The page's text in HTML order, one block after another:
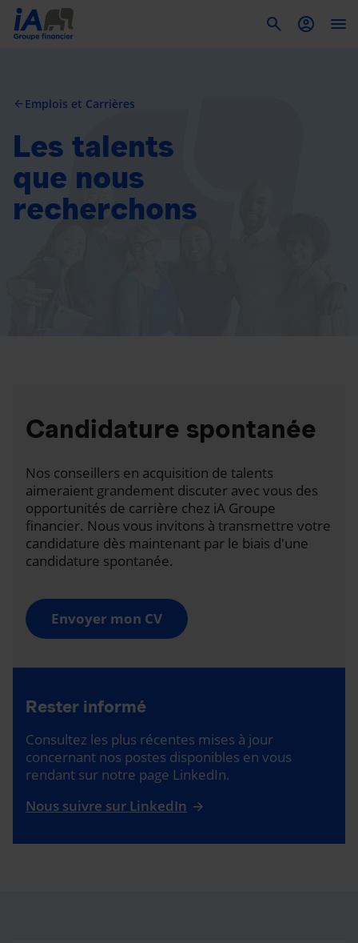
arrow_back Emplois et Carrières
Les talents
que nous
recherchons
Candidature spontanée
Nos conseillers en acquisition de talents
aimeraient grandement discuter avec vous des
opportunités de carrière chez iA Groupe
financier. Nous vous invitons à transmettre votre
candidature dès maintenant par le biais d'une
candidature spontanée.
Envoyer mon CV
Rester informé
Consultez les plus récentes mises à jour
concernant nos postes disponibles en vous
rendant sur notre page LinkedIn.
Nous suivre sur LinkedIn